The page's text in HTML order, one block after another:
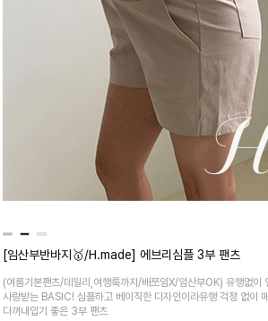
[임산부반바지🥇/H.made] 에브리심플 3부 팬츠
(여름기본팬츠/데일리,여행룩까지/배쪼임X/임산부OK) 유행없이
사랑받는 BASIC! 심플하고 베이직한 디자인이라유행 걱정 없이
다꺼내입기 좋은 3부 팬츠